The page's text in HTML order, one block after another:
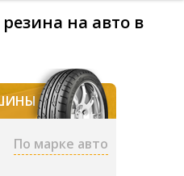
на авто в
По марке авто